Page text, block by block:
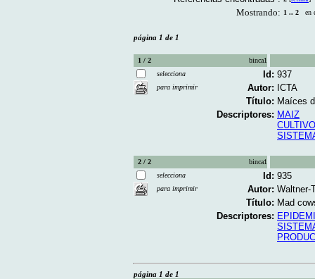
Mostrando: 1 .. 2 en
página 1 de 1
1 / 2
binca1
selecciona
para imprimir
Id: 937
Autor: ICTA
Título: Maíces
Descriptores: MAIZ
2 / 2
binca1
selecciona
para imprimir
Id: 935
Autor: Waltner-
Título: Mad
Descriptores:
página 1 de 1